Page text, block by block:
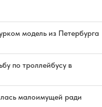
модель из Петербурга
по троллейбусу в
малоимущей ради